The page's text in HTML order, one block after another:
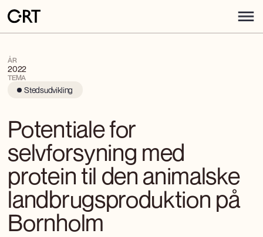
ÅR
2022
TEMA
Stedsudvikling
Potentiale for
selvforsyning med
protein til den animalske
landbrugsproduktion på
Bornholm